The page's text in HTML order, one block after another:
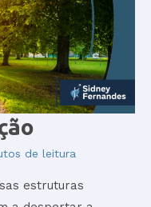
de leitura
estruturas